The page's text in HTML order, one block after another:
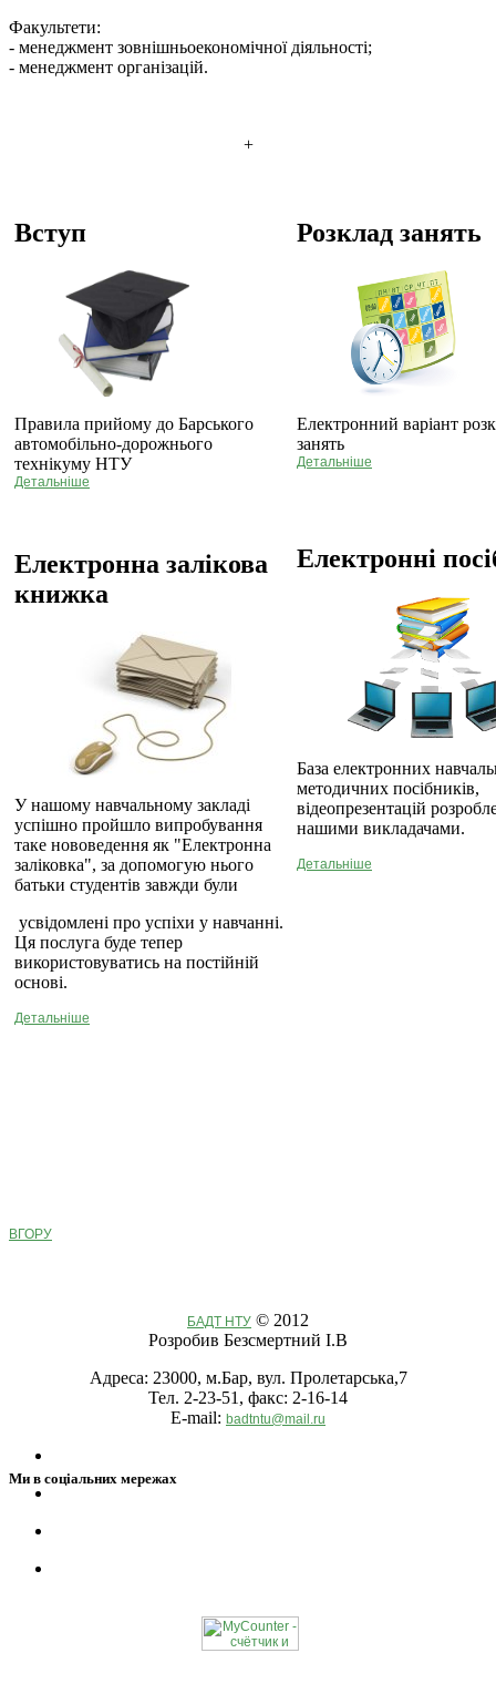
Факультети:
- менеджмент зовнішньоекономічної діяльності;
- менеджмент організацій.
+
Вступ
Правила прийому до Барського
автомобільно-дорожнього
технікуму НТУ
Детальніше
Електронна залікова
книжка
У нашому навчальному закладі
успішно пройшло випробування
таке нововедення як "Електронна
заліковка", за допомогую нього
батьки студентів завжди були
усвідомлені про успіхи у навчанні.
Ця послуга буде тепер
використовуватись на постійній
основі.
Детальніше
Розклад занять
Електронний варіант
занять
Детальніше
Електронні
База електронних
методичних посібників,
відеопрезентацій
нашими викладачами.
Детальніше
ВГОРУ
БАДТ НТУ © 2012
Розробив Безсмертний І.В
Адреса: 23000, м.Бар, вул. Пролетарська,7
Тел. 2-23-51, факс: 2-16-14
E-mail: badtntu@mail.ru
Ми в соціальних мережах